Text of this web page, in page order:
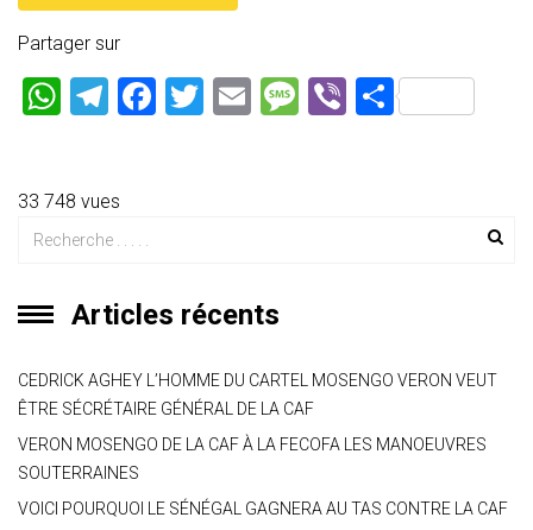
Partager sur
W
s
A
p
T
gr
a
F
T
E
M Vi P
33 748 vues
Articles récents
CEDRICK AGHEY L’HOMME DU CARTEL MOSENGO VERON VEUT
ÊTRE SÉCRÉTAIRE GÉNÉRAL DE LA CAF
VERON MOSENGO DE LA CAF À LA FECOFA LES MANOEUVRES
SOUTERRAINES
VOICI POURQUOI LE SÉNÉGAL GAGNERA AU TAS CONTRE LA CAF